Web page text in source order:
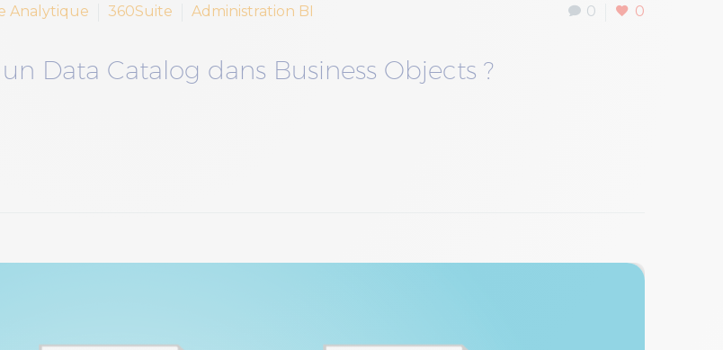
0 0
Analytique 360Suite Administration BI
Data Catalog dans Business Objects ?